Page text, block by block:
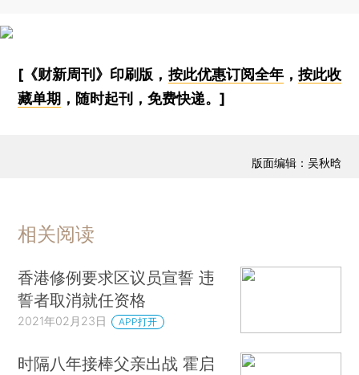
[《财新周刊》印刷版， 按此优惠订阅全年， 按此收
藏单期 ，随时起刊，免费快递。]
版面编辑：吴秋晗
相关阅读
香港修例要求区议员宣誓 违
誓者取消就任资格
2021年02月23日 APP打开
时隔八年接棒父亲出战 霍启